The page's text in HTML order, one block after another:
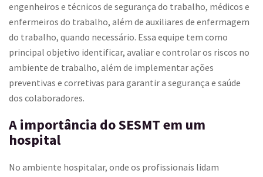
engenheiros e técnicos de segurança do trabalho, médicos e
enfermeiros do trabalho, além de auxiliares de enfermagem
do trabalho, quando necessário. Essa equipe tem como
principal objetivo identificar, avaliar e controlar os riscos no
ambiente de trabalho, além de implementar ações
preventivas e corretivas para garantir a segurança e saúde
dos colaboradores.
A importância do SESMT em um
hospital
No ambiente hospitalar, onde os profissionais lidam